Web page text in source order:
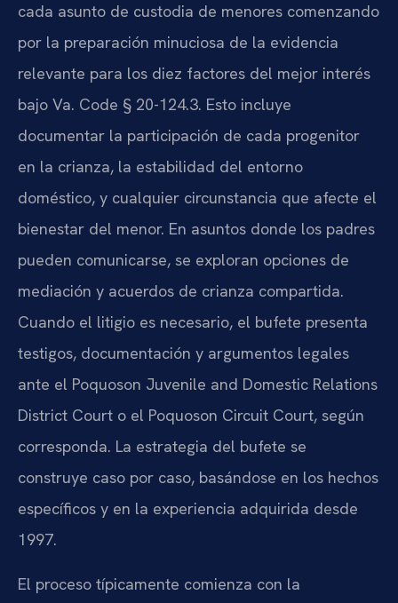
cada asunto de custodia de menores comenzando
por la preparación minuciosa de la evidencia
relevante para los diez factores del mejor interés
bajo Va. Code § 20-124.3. Esto incluye
documentar la participación de cada progenitor
en la crianza, la estabilidad del entorno
doméstico, y cualquier circunstancia que afecte el
bienestar del menor. En asuntos donde los padres
pueden comunicarse, se exploran opciones de
mediación y acuerdos de crianza compartida.
Cuando el litigio es necesario, el bufete presenta
testigos, documentación y argumentos legales
ante el Poquoson Juvenile and Domestic Relations
District Court o el Poquoson Circuit Court, según
corresponda. La estrategia del bufete se
construye caso por caso, basándose en los hechos
específicos y en la experiencia adquirida desde
1997.
El proceso típicamente comienza con la